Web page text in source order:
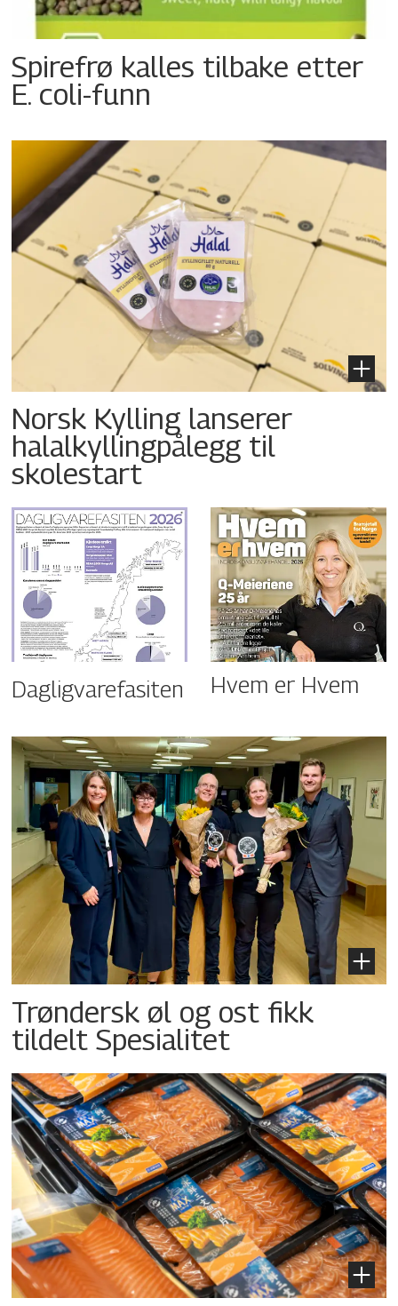
Spirefrø kalles tilbake etter
E. coli-funn
Norsk Kylling lanserer
halalkyllingpålegg til
skolestart
Dagligvarefasiten Hvem er Hvem
Trøndersk øl og ost fikk
tildelt Spesialitet